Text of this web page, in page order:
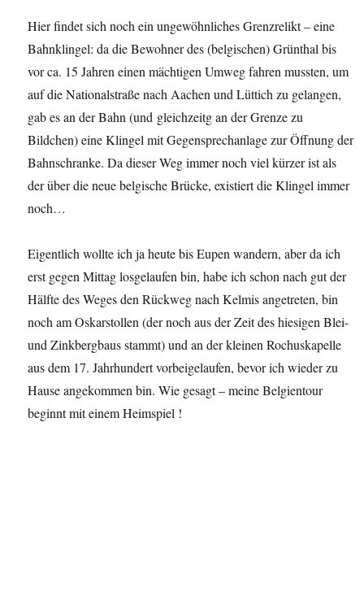
Hier findet sich noch ein ungewöhnliches Grenzrelikt – eine
Bahnklingel: da die Bewohner des (belgischen) Grünthal bis
vor ca. 15 Jahren einen mächtigen Umweg fahren mussten, um
auf die Nationalstraße nach Aachen und Lüttich zu gelangen,
gab es an der Bahn (und gleichzeitg an der Grenze zu
Bildchen) eine Klingel mit Gegensprechanlage zur Öffnung der
Bahnschranke. Da dieser Weg immer noch viel kürzer ist als
der über die neue belgische Brücke, existiert die Klingel immer
noch…
Eigentlich wollte ich ja heute bis Eupen wandern, aber da ich
erst gegen Mittag losgelaufen bin, habe ich schon nach gut der
Hälfte des Weges den Rückweg nach Kelmis angetreten, bin
noch am Oskarstollen (der noch aus der Zeit des hiesigen Blei-
und Zinkbergbaus stammt) und an der kleinen Rochuskapelle
aus dem 17. Jahrhundert vorbeigelaufen, bevor ich wieder zu
Hause angekommen bin. Wie gesagt – meine Belgientour
beginnt mit einem Heimspiel !